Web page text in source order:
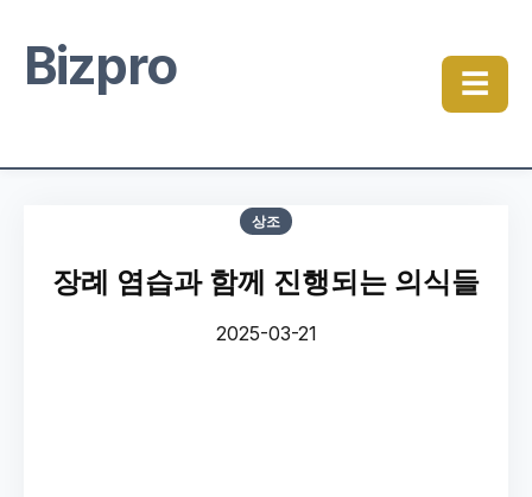
Bizpro ☰
상조
장례 염습과 함께 진행되는 의식들
2025-03-21